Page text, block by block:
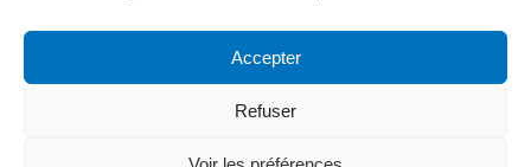
Accepter
Refuser
829 876 705 R.C.S NANTES